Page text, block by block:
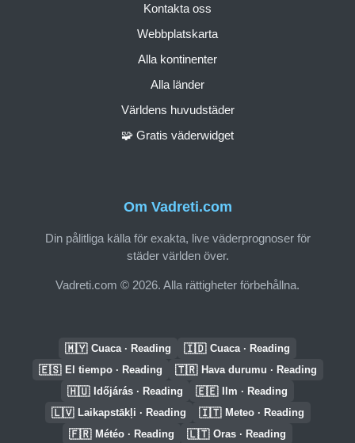
Om Vadreti.com
Din pålitliga källa för exakta, live väderprognoser för
städer världen över.
Vadreti.com © 2026. Alla rättigheter förbehållna.
Kontakta oss
Webbplatskarta
Alla kontinenter
Alla länder
Världens huvudstäder
🧩 Gratis väderwidget
🇲🇾 Cuaca · Reading 🇮🇩 Cuaca · Reading
🇪🇸 El tiempo · Reading 🇹🇷 Hava durumu · Reading
🇭🇺 Időjárás · Reading 🇪🇪 Ilm · Reading
🇱🇻 Laikapstākļi · Reading 🇮🇹 Meteo · Reading
🇫🇷 Météo · Reading 🇱🇹 Oras · Reading